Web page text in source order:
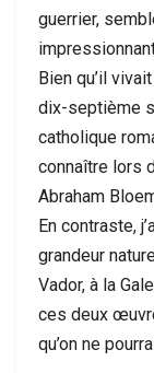
guerrier,
Bien qu’il
dix-septième
catholique
connaître lors
Abraham
En contraste,
grandeur
Vador, à la
ces deux
qu’on ne